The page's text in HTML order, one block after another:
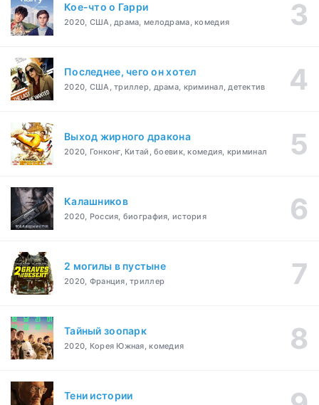
Кое-что о Гарри
2020, США, драма, мелодрама, комедия
Последнее, чего он хотел
2020, США, триллер, драма, криминал, детектив
Выход жирного дракона
2020, Гонконг, Китай, боевик, комедия, криминал
Калашников
2020, Россия, биография, история
2 могилы в пустыне
2020, Франция, триллер
Тайный зоопарк
2020, Корея Южная, комедия
Тени истории